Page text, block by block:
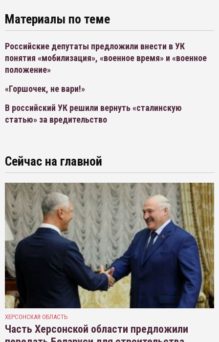
Материалы по теме
Российские депутаты предложили внести в УК
понятия «мобилизация», «военное время» и «военное
положение»
«Горшочек, не вари!»
В российский УК решили вернуть «сталинскую
статью» за вредительство
Сейчас на главной
ХЕРСОНСКАЯ ОБЛАСТЬ
Часть Херсонской области предложили